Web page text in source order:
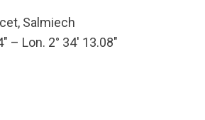
Salmiech
– Lon. 2° 34′ 13.08″